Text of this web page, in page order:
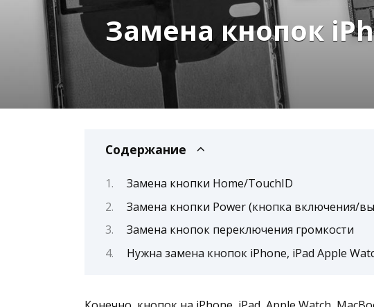
Замена кнопок
Содержание
Замена кнопки Home/TouchID
Замена кнопки Power (кнопка включения/
Замена кнопок переключения громкости
Нужна замена кнопок iPhone, iPad Apple